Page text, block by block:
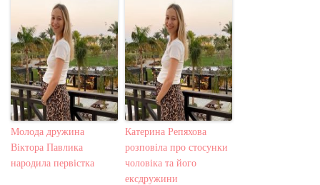
Молода дружина
Віктора Павлика
народила первістка
Катерина Репяхова
розповіла про стосунки
чоловіка та його
ексдружини